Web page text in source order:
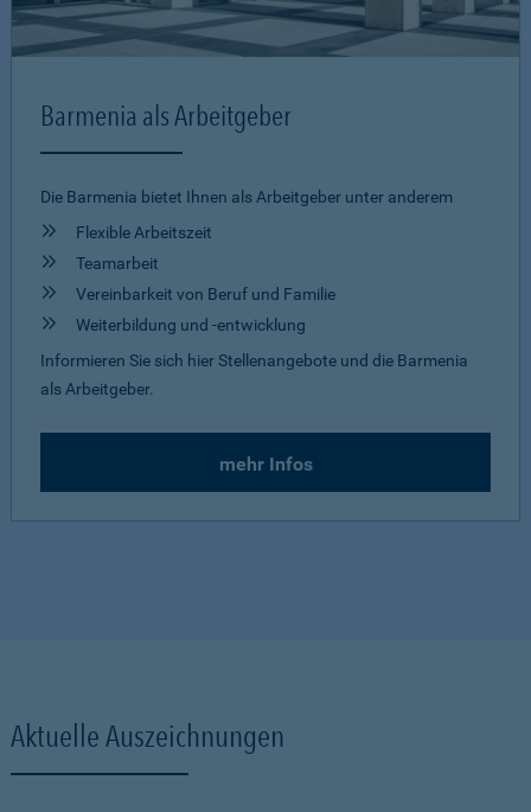
Barmenia als Arbeitgeber
Die Barmenia bietet Ihnen als Arbeitgeber unter anderem
Flexible Arbeitszeit
Teamarbeit
Vereinbarkeit von Beruf und Familie
Weiterbildung und -entwicklung
Informieren Sie sich hier Stellenangebote und die Barmenia
als Arbeitgeber.
mehr Infos
Aktuelle Auszeichnungen